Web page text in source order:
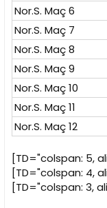
Nor.S. Maç 6
Nor.S. Maç 7
Nor.S. Maç 8
Nor.S. Maç 9
Nor.S. Maç 10
Nor.S. Maç 11
Nor.S. Maç 12
[TD="colspan: 5,
[TD="colspan: 4,
[TD="colspan: 3,